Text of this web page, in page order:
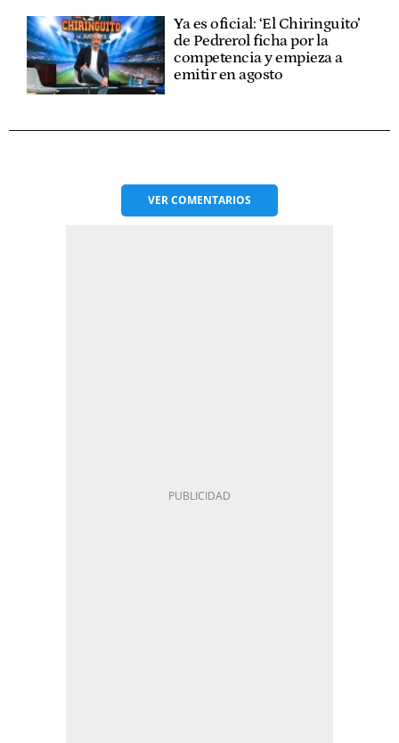
Ya es oficial: ‘El Chiringuito’
de Pedrerol ficha por la
competencia y empieza a
emitir en agosto
VERCOMENTARIOS